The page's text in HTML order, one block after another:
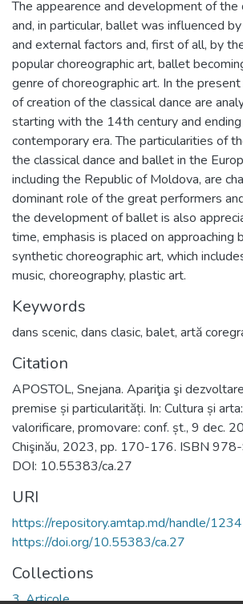
The appearence and development of the
and, in particular, ballet was influenced
and external factors and, first of all, by
popular choreographic art, ballet
genre of choreographic art. In the
of creation of the classical dance are
starting with the 14th century and
contemporary era. The particularities of
the classical dance and ballet in the
including the Republic of Moldova, are
dominant role of the great performers
the development of ballet is also
time, emphasis is placed on approaching
synthetic choreographic art, which
music, choreography, plastic art.
Keywords
dans scenic, dans clasic, balet, artă
Citation
APOSTOL, Snejana. Apariţia şi
premise și particularități. In: Cultura și
valorificare, promovare: conf. șt., 9 dec.
Chişinău, 2023, pp. 170-176. ISBN
DOI: 10.55383/ca.27
URI
https://repository.amtap.md/handle/
https://doi.org/10.55383/ca.27
Collections
3. Articole